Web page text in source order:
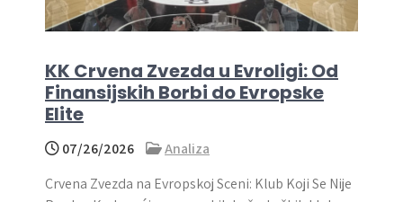
KK Crvena Zvezda u Evroligi: Od
Finansijskih Borbi do Evropske
Elite
07/26/2026
Analiza
Crvena Zvezda na Evropskoj Sceni: Klub Koji Se Nije